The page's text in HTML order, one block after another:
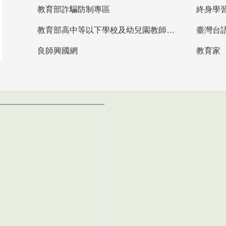
教育部詐騙防制專區 終身學
教育部高中等以下學校及幼兒園教師資格檢定考試 臺灣台
良師興國網 教育家